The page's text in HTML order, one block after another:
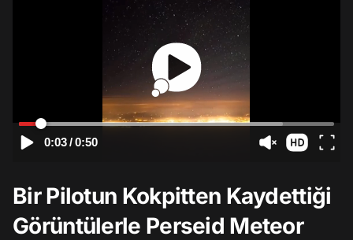
0:03/0:50
Bir Pilotun Kokpitten Kaydettiği
Görüntülerle Perseid Meteor